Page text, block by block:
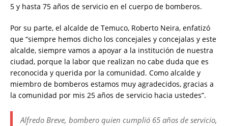
5 y hasta 75 años de servicio en el cuerpo de bomberos.
Por su parte, el alcalde de Temuco, Roberto Neira, enfatizó
que “siempre hemos dicho los concejales y concejalas y este
alcalde, siempre vamos a apoyar a la institución de nuestra
ciudad, porque la labor que realizan no cabe duda que es
reconocida y querida por la comunidad. Como alcalde y
miembro de bomberos estamos muy agradecidos, gracias a
la comunidad por mis 25 años de servicio hacia ustedes”.
Alfredo Breve, bombero quien cumplió 65 años de servicio,